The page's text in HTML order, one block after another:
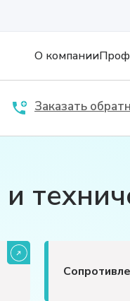
О компании
Заказать